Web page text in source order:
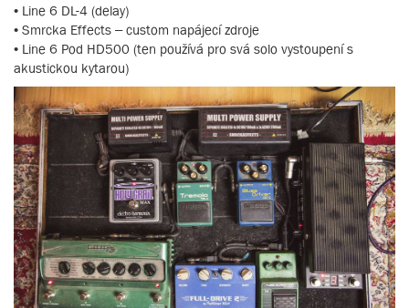
• Line 6 DL-4 (delay)
• Smrcka Effects – custom napájecí zdroje
• Line 6 Pod HD500 (ten používá pro svá solo vystoupení s
akustickou kytarou)